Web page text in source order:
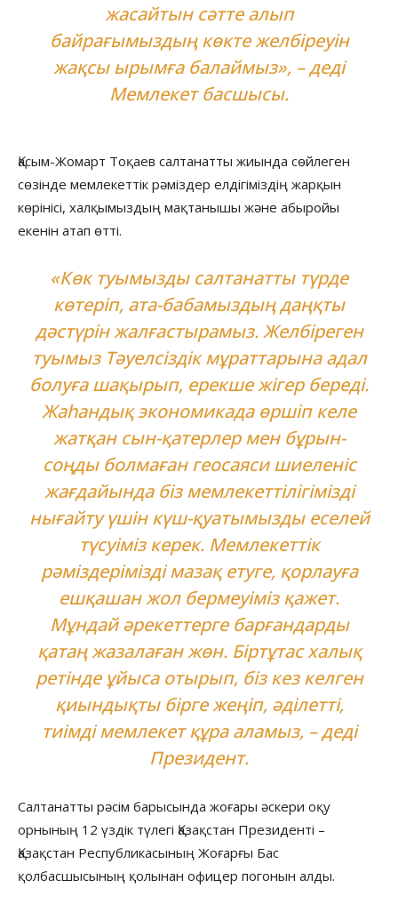
жасайтын сәтте алып
байрағымыздың көкте желбіреуін
жақсы ырымға балаймыз», – деді
Мемлекет басшысы.
Қасым-Жомарт Тоқаев салтанатты жиында сөйлеген
сөзінде мемлекеттік рәміздер елдігіміздің жарқын
көрінісі, халқымыздың мақтанышы және абыройы
екенін атап өтті.
«Көк туымызды салтанатты түрде
көтеріп, ата-бабамыздың даңқты
дәстүрін жалғастырамыз. Желбіреген
туымыз Тәуелсіздік мұраттарына адал
болуға шақырып, ерекше жігер береді.
Жаһандық экономикада өршіп келе
жатқан сын-қатерлер мен бұрын-
соңды болмаған геосаяси шиеленіс
жағдайында біз мемлекеттілігімізді
нығайту үшін күш-қуатымызды еселей
түсуіміз керек. Мемлекеттік
рәміздерімізді мазақ етуге, қорлауға
ешқашан жол бермеуіміз қажет.
Мұндай әрекеттерге барғандарды
қатаң жазалаған жөн. Біртұтас халық
ретінде ұйыса отырып, біз кез келген
қиындықты бірге жеңіп, әділетті,
тиімді мемлекет құра аламыз, – деді
Президент.
Салтанатты рәсім барысында жоғары әскери оқу
орнының 12 үздік түлегі Қазақстан Президенті –
Қазақстан Республикасының Жоғарғы Бас
қолбасшысының қолынан офицер погонын алды.